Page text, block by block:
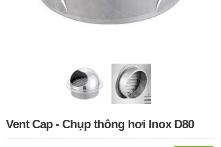
Vent Cap - Chụp thông hơi Inox D80